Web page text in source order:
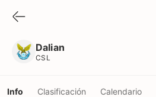
Dalian
CSL
Info Clasificación Calendario